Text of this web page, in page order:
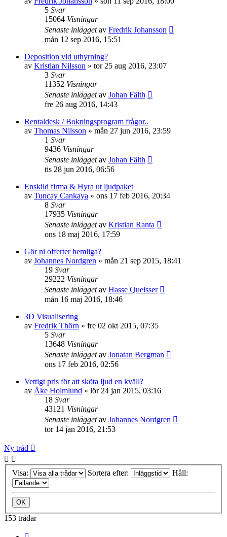
5 Svar
15064 Visningar
Senaste inläggetav Fredrik Johansson
mån 12 sep 2016, 15:51
Deposition vid uthyrning?
av Kristian Nilsson » tor 25 aug 2016, 23:07
3 Svar
11352 Visningar
Senaste inläggetav Johan Fälth
fre 26 aug 2016, 14:43
Rentaldesk / Bokningsprogram frågor..
av Thomas Nilsson » mån 27 jun 2016, 23:59
1 Svar
9436 Visningar
Senaste inläggetav Johan Fälth
tis 28 jun 2016, 06:56
Enskild firma & Hyra ut ljudpaket
av Tuncay Cankaya » ons 17 feb 2016, 20:34
8 Svar
17935 Visningar
Senaste inläggetav Kristian Ranta
ons 18 maj 2016, 17:59
Gör ni offerter hemliga?
av Johannes Nordgren » mån 21 sep 2015, 18:41
19 Svar
29222 Visningar
Senaste inläggetav Hasse Queisser
mån 16 maj 2016, 18:46
3D Visualisering
av Fredrik Thörn » fre 02 okt 2015, 07:35
5 Svar
13648 Visningar
Senaste inläggetav Jonatan Bergman
ons 17 feb 2016, 02:56
Vettigt pris för att sköta ljud en kväll?
av Åke Holmlund » lör 24 jan 2015, 03:16
18 Svar
43121 Visningar
Senaste inläggetav Johannes Nordgren
tor 14 jan 2016, 21:53
Ny tråd
Visa: Sortera efter: Håll:
153 trådar